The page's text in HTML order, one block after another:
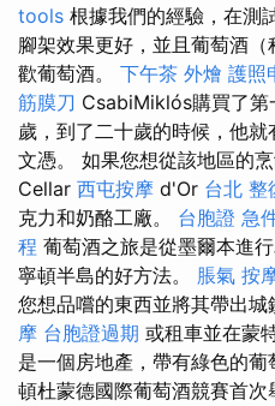
tools 根據我們的經驗，在測
腳架效果更好，並且葡萄酒
歡葡萄酒。 下午茶 外燴 護照
筋膜刀 CsabiMiklós購買了第
歲，到了二十歲的時候，他
文憑。 如果您想從該地區的
Cellar 西屯按摩 d'Or 台北 整
克力和奶酪工廠。 台胞證 急
程 葡萄酒之旅是從墨爾本進
寧頓半島的好方法。 脹氣 按
您想品嚐的東西並將其帶出城
摩 台胞證過期 或租車並在蒙
是一個房地產，帶有綠色的
頓杜蒙德國際葡萄酒競賽首